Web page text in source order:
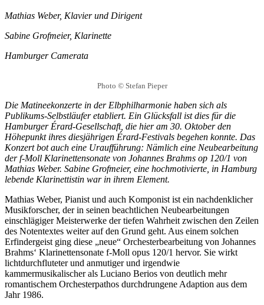
Mathias Weber, Klavier und Dirigent
Sabine Grofmeier, Klarinette
Hamburger Camerata
Photo ©Stefan Pieper
Die Matineekonzerte in der Elbphilharmonie haben sich als
Publikums-Selbstläufer etabliert. Ein Glücksfall ist dies für die
Hamburger Érard-Gesellschaft, die hier am 30. Oktober den
Höhepunkt ihres diesjährigen Érard-Festivals begehen konnte. Das
Konzert bot auch eine Uraufführung: Nämlich eine Neubearbeitung
der f-Moll Klarinettensonate von Johannes Brahms op 120/1 von
Mathias Weber. Sabine Grofmeier, eine hochmotivierte, in Hamburg
lebende Klarinettistin war in ihrem Element.
Mathias Weber, Pianist und auch Komponist ist ein nachdenklicher
Musikforscher, der in seinen beachtlichen Neubearbeitungen
einschlägiger Meisterwerke der tiefen Wahrheit zwischen den Zeilen
des Notentextes weiter auf den Grund geht. Aus einem solchen
Erfindergeist ging diese „neue“ Orchesterbearbeitung von Johannes
Brahms‘ Klarinettensonate f-Moll opus 120/1 hervor. Sie wirkt
lichtdurchfluteter und anmutiger und irgendwie
kammermusikalischer als Luciano Berios von deutlich mehr
romantischem Orchesterpathos durchdrungene Adaption aus dem
Jahr 1986.